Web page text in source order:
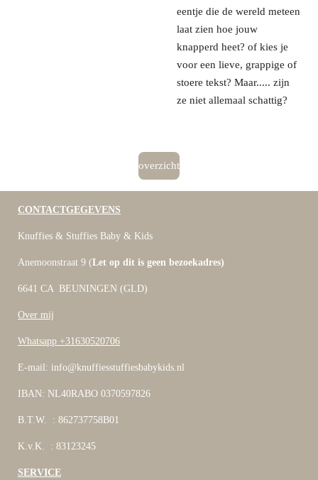
eentje die de wereld meteen
laat zien hoe jouw
knapperd heet? of kies je
voor een lieve, grappige of
stoere tekst? Maar..... zijn
ze niet allemaal schattig?
overzicht
CONTACTGEGEVENS
Knuffies & Stuffies Baby & Kids
Anemoonstraat 9 (Let op dit is geen bezoekadres)
6641 CA BEUNINGEN (GLD)
Over mij
Whatsapp +31630520706
E-mail: info@knuffiesstuffiesbabykids.nl
IBAN: NL40RABO 0370597826
B.T.W. : 862737758B01
K.v.K. : 83123245
SERVICE